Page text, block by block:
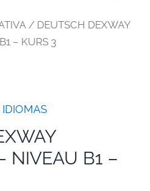
/ DEUTSCH DEXWAY
– KURS 3
IDIOMAS
NIVEAU B1 –